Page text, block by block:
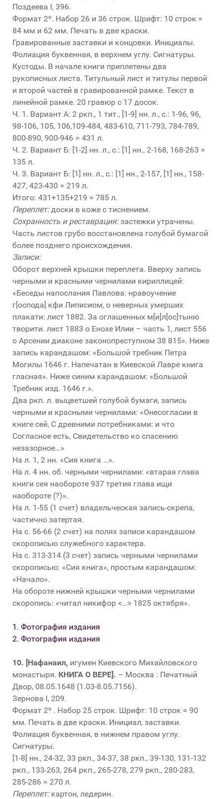
Поздеева I, 396.
Формат 2º. Набор 26 и 36 строк. Шрифт: 10 строк =
84 мм и 62 мм. Печать в две краски.
Гравированные заставки и концовки. Инициалы.
Фолиация буквенная, в верхнем углу. Сигнатуры.
Кустоды. В начале книги приплетены два
рукописных листа. Титульный лист и титулы первой
и второй частей в гравированной рамке. Текст в
линейной рамке. 20 гравюр с 17 досок.
Ч. 1. Вариант А: 2 ркп., 1 тит., [1-9] нн. л., с.: 1-96, 96,
98-106, 105, 106,109-484, 483-610, 711-793, 784-789,
800-890, 900-946 = 431 л.
Ч. 2. Вариант Б: [1-2] нн. л., с.: [1] нн., 2-168, 168-263 =
135 л.
Ч. 3. Вариант Б: [1] нн. л., с.: [1] нн., 2-157, [1] нн., 158-
427, 423-430 = 219 л.
Итого: 431+135+219 = 785 л.
Переплет:доски в коже с тиснением.
Сохранность и реставрация:застежки утрачены.
Часть листов грубо восстановлена голубой бумагой
более позднего происхождения.
Записи:
Оборот верхней крышки переплета. Вверху запись
черными и красными чернилами кириллицей:
«Беседы напослания Павлова: нравоучение
г[оспода] кфи Липисиом, о неверных умерших
плакати: лист 1882. За оглашенных м[и]л[ос]тыню
творити. лист 1883 о Енохе Илии – часть 1, лист 556
о Арсении диаконе законопреступном 38 815». Ниже
запись карандашом: «Большой требник Петра
Могилы 1646 г. Напечатан в Киевской Лавре книга
гласная». Ниже синим карандашом: «Большой
Требник изд. 1646 г.».
Два ркп. л. выцветшей голубой бумаги, запись
черными и красными чернилами: «Онесогласии в
книге сей, С древними потребниками: и что
Согласное есть, Свидетельство ко спасению
незазорное…»
На л. 1, 2 нн. «Сия книга …».
На л. 4 нн. об. черными чернилами: «втарая глава
книги сея наобороте 937 третия глава ищи
наобороте (?)».
На л. 1-55 (1 счет) владельческая запись-скрепа,
частично затертая.
На с. 56-66 (2 счет) на полях записи карандашом
скорописью служебного характера.
На с. 313-314 (3 счет) запись черными чернилами
скорописью: «Сия книга», простым карандашом:
«Начало».
На обороте нижней крышки черными чернилами
скоропись: «читал никифор <…> 1825 октября».
1. Фотография издания
2. Фотография издания
10. [Нафанаил, игумен Киевского Михайловского
монастыря. КНИГА О ВЕРЕ]. – Москва : Печатный
Двор, 08.05.1648 (1.03-8.05.7156).
Зернова I, 209.
Формат 2º . Набор 25 строк. Шрифт: 10 строк = 90
мм. Печать в две краски. Инициал, заставки.
Фолиация буквенная, в нижнем правом углу.
Сигнатуры.
[1-8] нн., 24-32, 33 ркп., 34-37, 38 ркп., 39-130, 131-132
ркп., 133-263, 264 ркп., 265-278, 279 ркп., 280-283,
285-286 = 270 л.
Переплет:картон, ледерин.